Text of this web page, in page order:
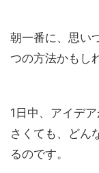
朝一番に、思い
つの方法かもし
1日中、アイデ
さくても、どん
るのです。